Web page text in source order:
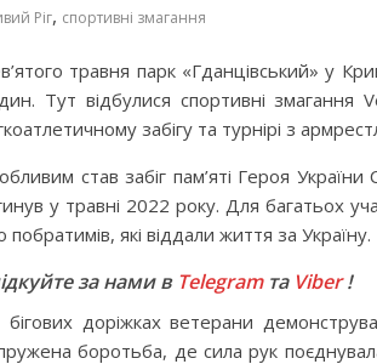
Ріг, спортивні змагання
травня парк «Гданцівський» у
Тут відбулися спортивні змагання
забігу та турнірі з
став забіг пам’яті Героя
у травні 2022 року. Для багатьох
побратимів, які віддали життя за Україну.
за нами в Telegramта Viber!
доріжках ветерани
боротьба, де сила рук